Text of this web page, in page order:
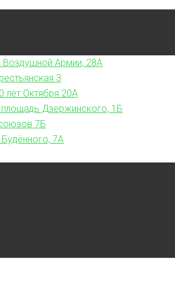
Воздушной Армии, 28А
3
лет Октября 20А
площадь Дзержинского, 1Б
7Б
7А